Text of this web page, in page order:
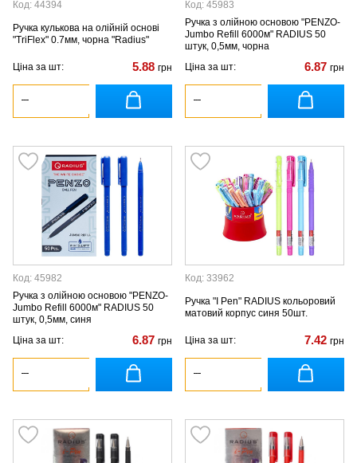
Код: 44394
Ручка кулькова на олійній основі
"TriFlex" 0.7мм, чорна "Radius"
Ціна за шт: 5.88 грн
Код: 45983
Ручка з олійною основою "PENZO-
Jumbo Refill 6000м" RADIUS 50
штук, 0,5мм, чорна
Ціна за шт:
6.87 грн
Код: 45982
Ручка з олійною основою "PENZO-
Jumbo Refill 6000м" RADIUS 50
штук, 0,5мм, синя
Ціна за шт:
6.87 грн
Код: 33962
Ручка "I Pen" RADIUS кольоровий
матовий корпус синя 50шт.
Ціна за шт: 7.42 грн